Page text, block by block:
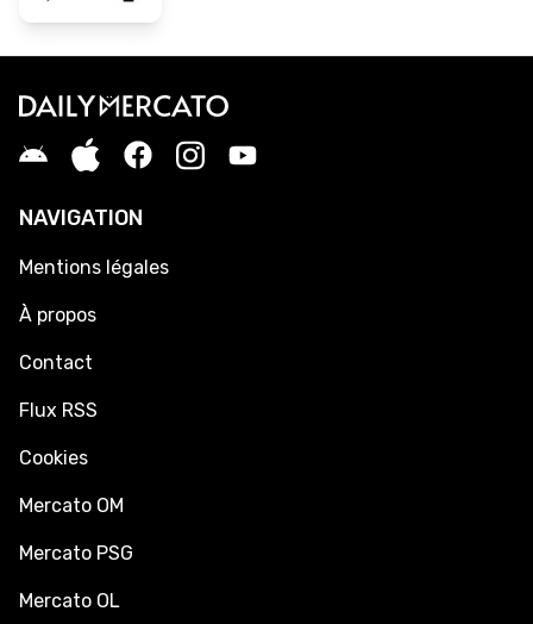
NAVIGATION
Mentions légales
À propos
Contact
Flux RSS
Cookies
Mercato OM
Mercato PSG
Mercato OL